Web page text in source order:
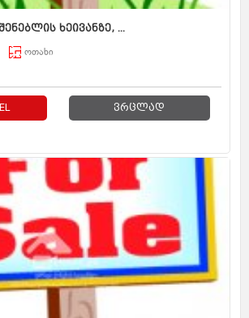
ხეივანზე, ...
ოთახი
ვრცლად